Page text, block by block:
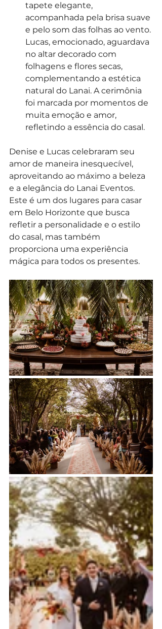
tapete elegante,
acompanhada pela brisa suave
e pelo som das folhas ao vento.
Lucas, emocionado, aguardava
no altar decorado com
folhagens e flores secas,
complementando a estética
natural do Lanai. A cerimônia
foi marcada por momentos de
muita emoção e amor,
refletindo a essência do casal.
Denise e Lucas celebraram seu
amor de maneira inesquecível,
aproveitando ao máximo a beleza
e a elegância do Lanai Eventos.
Este é um dos lugares para casar
em Belo Horizonte que busca
refletir a personalidade e o estilo
do casal, mas também
proporciona uma experiência
mágica para todos os presentes.